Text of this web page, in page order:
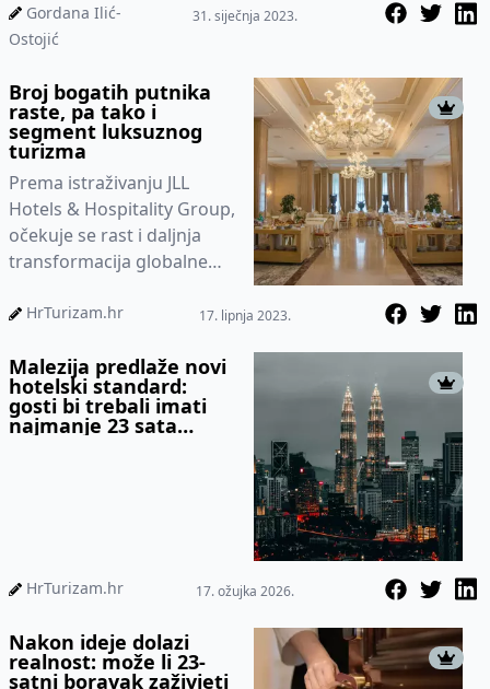
potražnje od prije
pandemije
Gordana Ilić-
Ostojić
31. siječnja 2023.
Broj bogatih putnika
raste, pa tako i
segment luksuznog
turizma
Prema istraživanju JLL
Hotels & Hospitality Group,
očekuje se rast i daljnja
transformacija globalne
ugostiteljske industrije
HrTurizam.hr 17. lipnja 2023.
Malezija predlaže novi
hotelski standard:
gosti bi trebali imati
najmanje 23 sata
HrTurizam.hr 17. ožujka 2026.
Nakon ideje dolazi
realnost: može li 23-
satni boravak zaživjeti